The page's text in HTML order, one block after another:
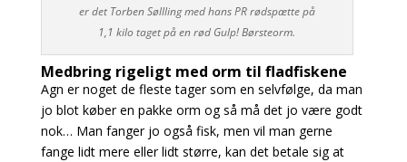
er det Torben Søllling med hans PR rødspætte på
1,1 kilo taget på en rød Gulp! Børsteorm.
Medbring rigeligt med orm til fladfiskene
Agn er noget de fleste tager som en selvfølge, da man
jo blot køber en pakke orm og så må det jo være godt
nok… Man fanger jo også fisk, men vil man gerne
fange lidt mere eller lidt større, kan det betale sig at